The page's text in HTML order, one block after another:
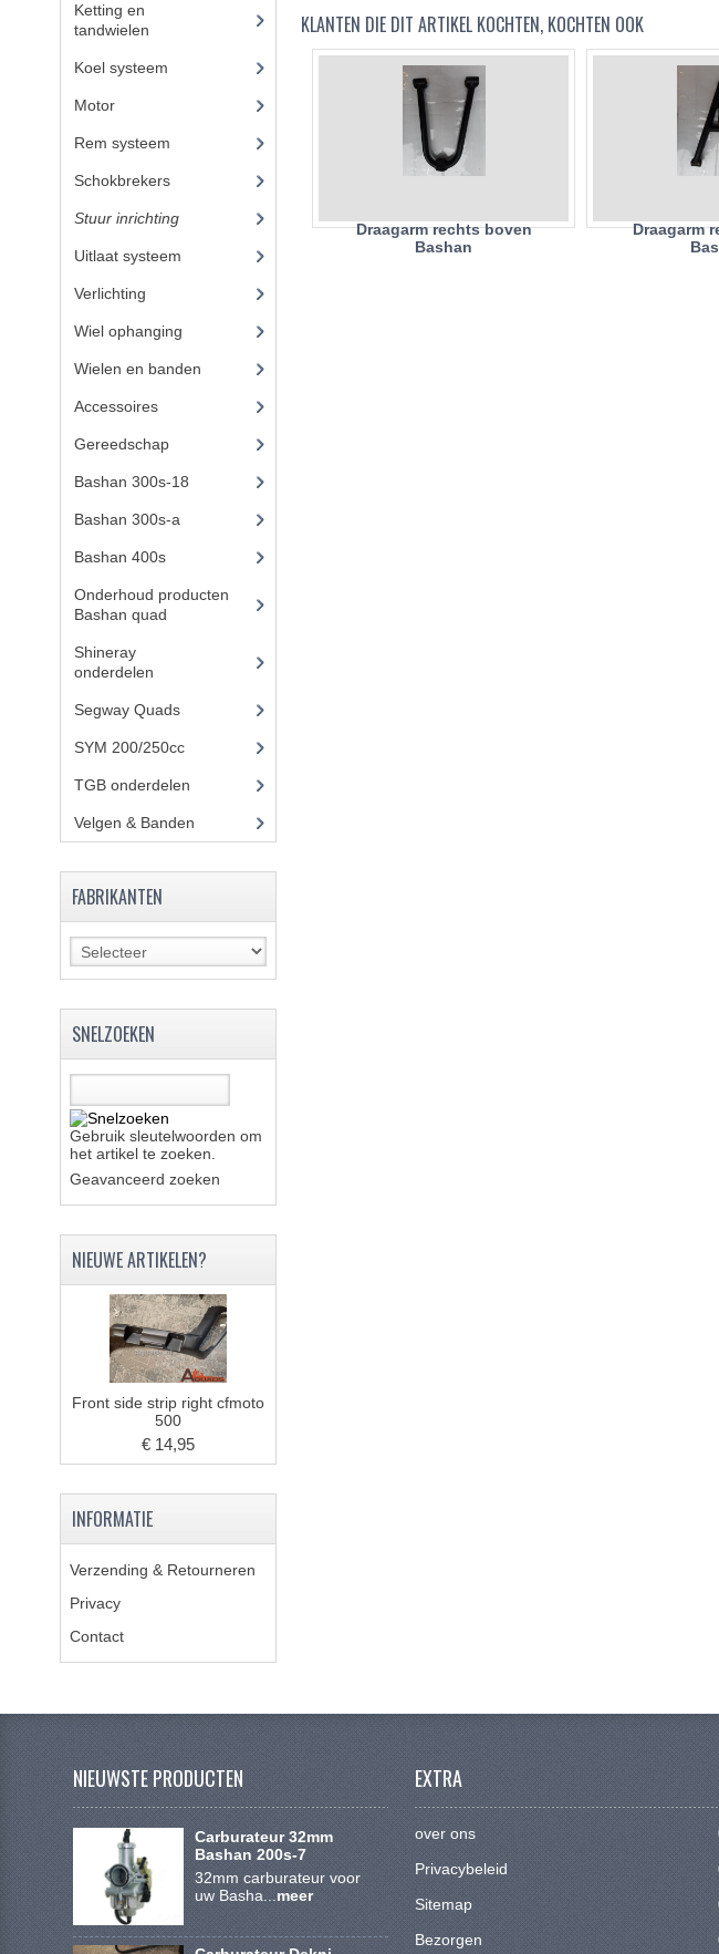
KLANTEN DIE DIT ARTIKEL KOCHTEN, KOCHTEN OOK
Draagarm rechts boven
Bashan
Draagarm
Ketting en
tandwielen
Koel systeem
Motor(72)
Rem systeem
Schokbrekers(13)
Stuur inrichting(14)
Uitlaat systeem
Verlichting
Wiel ophanging
Wielen en banden
Accessoires(62)
Gereedschap(8)
Bashan 300s-18
Bashan 300s-a
Bashan 400s(5)
Onderhoud producten
Bashan quad
Shineray
onderdelen
Segway Quads(6)
SYM 200/250cc(15)
TGB onderdelen
Velgen & Banden
FABRIKANTEN
SNELZOEKEN
Gebruik sleutelwoorden om
het artikel te zoeken.
Geavanceerd zoeken
NIEUWE ARTIKELEN?
Front side strip right cfmoto
500
€ 14,95
INFORMATIE
Verzending & Retourneren
Privacy
Contact
NIEUWSTE PRODUCTEN
Carburateur 32mm
Bashan 200s-7
32mm carburateur voor
uw Basha... meer
EXTRA
over ons
Privacybeleid
Sitemap
Bezorgen